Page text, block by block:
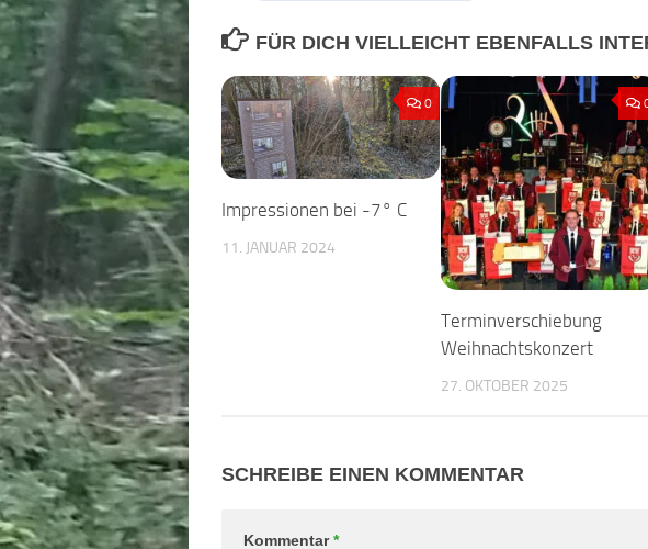
FÜR DICH VIELLEICHT EBENFALLS
0
Impressionen bei -7° C
11. JANUAR 2024
Terminverschiebung
Weihnachtskonzert
27. OKTOBER 2025
SCHREIBE EINEN KOMMENTAR
Kommentar*